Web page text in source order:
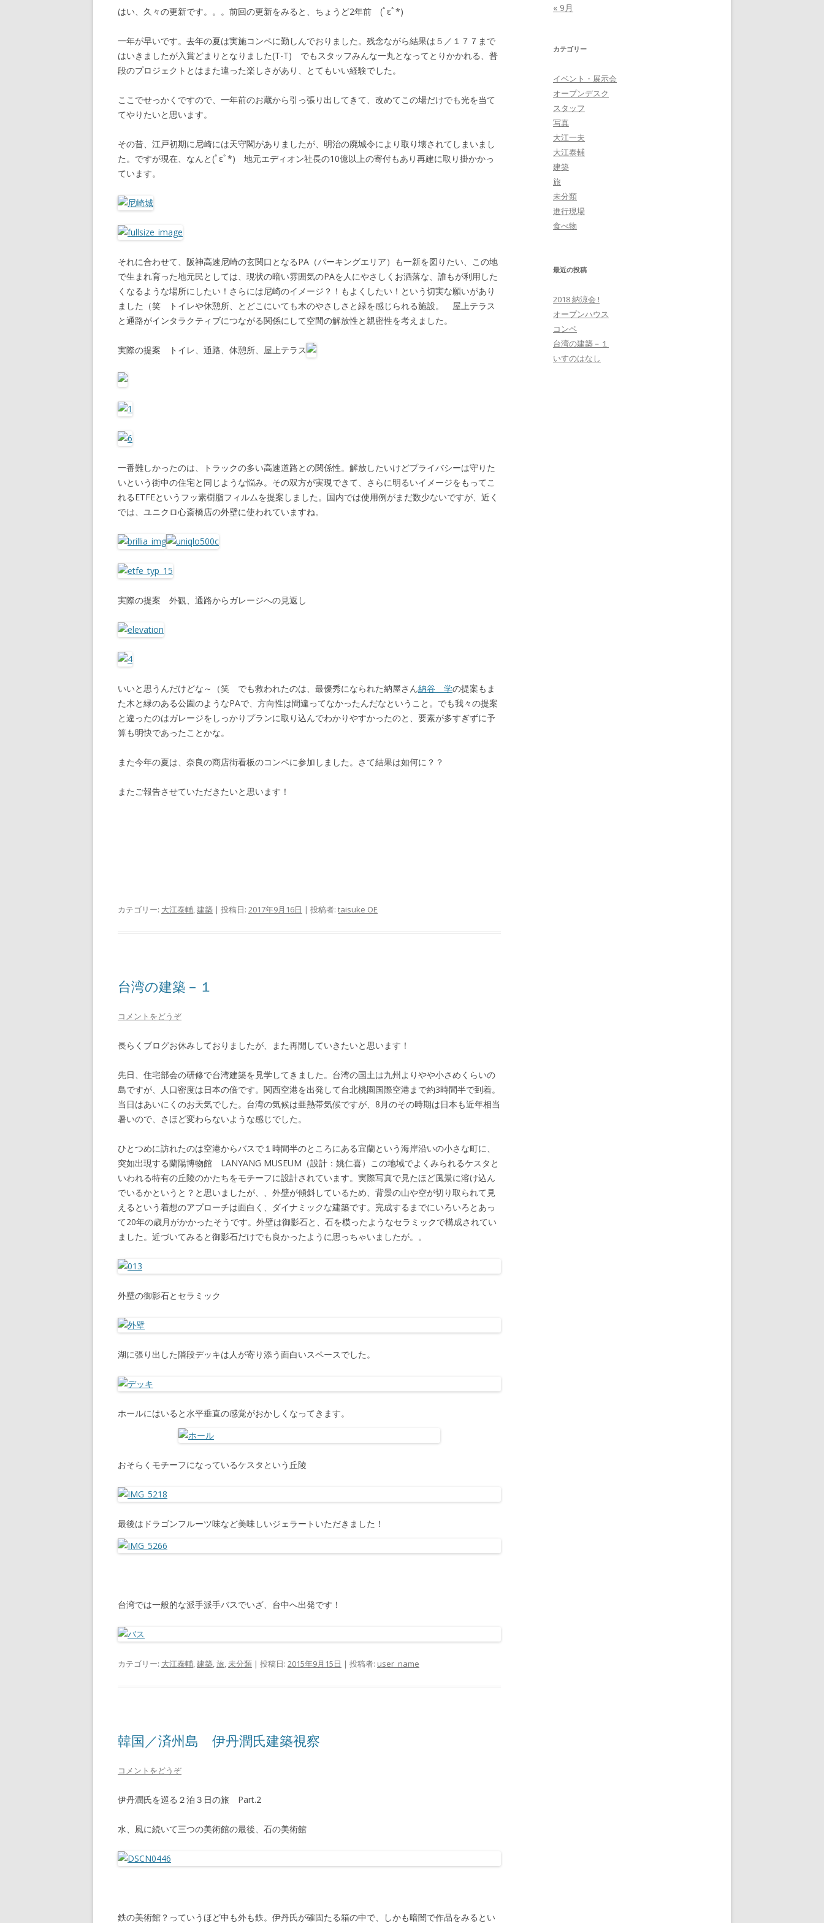
はい、久々の更新です。。。前回の更新をみると、ちょうど2年前 (ﾟεﾟ*)
一年が早いです。去年の夏は実施コンペに勤しんでおりました。残念ながら結果は５／１７７まで
はいきましたが入賞どまりとなりました(T-T) でもスタッフみんな一丸となってとりかかれる、普
段のプロジェクトとはまた違った楽しさがあり、とてもいい経験でした。
ここでせっかくですので、一年前のお蔵から引っ張り出してきて、改めてこの場だけでも光を当て
てやりたいと思います。
その昔、江戸初期に尼崎には天守閣がありましたが、明治の廃城令により取り壊されてしまいまし
た。ですが現在、なんと(ﾟεﾟ*) 地元エディオン社長の10億以上の寄付もあり再建に取り掛かかっ
ています。
それに合わせて、阪神高速尼崎の玄関口となるPA（パーキングエリア）も一新を図りたい、この地
で生まれ育った地元民としては、現状の暗い雰囲気のPAを人にやさしくお洒落な、誰もが利用した
くなるような場所にしたい！さらには尼崎のイメージ？！もよくしたい！という切実な願いがあり
ました（笑 トイレや休憩所、とどこにいても木のやさしさと緑を感じられる施設。 屋上テラス
と通路がインタラクティブにつながる関係にして空間の解放性と親密性を考えました。
実際の提案 トイレ、通路、休憩所、屋上テラス
一番難しかったのは、トラックの多い高速道路との関係性。解放したいけどプライバシーは守りた
いという街中の住宅と同じような悩み。その双方が実現できて、さらに明るいイメージをもってこ
れるETFEというフッ素樹脂フィルムを提案しました。国内では使用例がまだ数少ないですが、近く
では、ユニクロ心斎橋店の外壁に使われていますね。
実際の提案 外観、通路からガレージへの見返し
いいと思うんだけどな～（笑 でも救われたのは、最優秀になられた納屋さん納谷 学の提案もま
た木と緑のある公園のようなPAで、方向性は間違ってなかったんだなということ。でも我々の提案
と違ったのはガレージをしっかりプランに取り込んでわかりやすかったのと、要素が多すぎずに予
算も明快であったことかな。
また今年の夏は、奈良の商店街看板のコンペに参加しました。さて結果は如何に？？
またご報告させていただきたいと思います！
カテゴリー: 大江泰輔,建築 | 投稿日: 2017年9月16日 | 投稿者: taisuke OE
台湾の建築－１
コメントをどうぞ
長らくブログお休みしておりましたが、また再開していきたいと思います！
先日、住宅部会の研修で台湾建築を見学してきました。台湾の国土は九州よりやや小さめくらいの
島ですが、人口密度は日本の倍です。関西空港を出発して台北桃園国際空港まで約3時間半で到着。
当日はあいにくのお天気でした。台湾の気候は亜熱帯気候ですが、8月のその時期は日本も近年相当
暑いので、さほど変わらないような感じでした。
ひとつめに訪れたのは空港からバスで１時間半のところにある宜蘭という海岸沿いの小さな町に、
突如出現する蘭陽博物館 LANYANG MUSEUM（設計：姚仁喜）この地域でよくみられるケスタと
いわれる特有の丘陵のかたちをモチーフに設計されています。実際写真で見たほど風景に溶け込ん
でいるかというと？と思いましたが、、外壁が傾斜しているため、背景の山や空が切り取られて見
えるという着想のアプローチは面白く、ダイナミックな建築です。完成するまでにいろいろとあっ
て20年の歳月がかかったそうです。外壁は御影石と、石を模ったようなセラミックで構成されてい
ました。近づいてみると御影石だけでも良かったように思っちゃいましたが。。
外壁の御影石とセラミック
湖に張り出した階段デッキは人が寄り添う面白いスペースでした。
ホールにはいると水平垂直の感覚がおかしくなってきます。
おそらくモチーフになっているケスタという丘陵
最後はドラゴンフルーツ味など美味しいジェラートいただきました！
台湾では一般的な派手派手バスでいざ、台中へ出発です！
カテゴリー: 大江泰輔,建築,旅,未分類 | 投稿日: 2015年9月15日 | 投稿者: user_name
韓国／済州島 伊丹潤氏建築視察
コメントをどうぞ
伊丹潤氏を巡る２泊３日の旅 Part.2
水、風に続いて三つの美術館の最後、石の美術館
鉄の美術館？っていうほど中も外も鉄。伊丹氏が確固たる箱の中で、しかも暗闇で作品をみるとい
« 9月
カテゴリー
イベント・展示会
オープンデスク
スタッフ
写真
大江一夫
大江泰輔
建築
旅
未分類
進行現場
食べ物
最近の投稿
2018 納涼会 !
オープンハウス
コンペ
台湾の建築－１
いすのはなし